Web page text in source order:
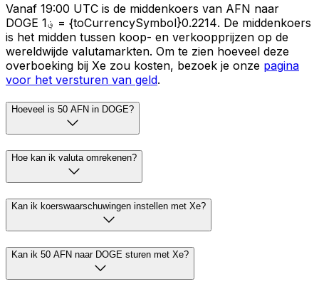
Vanaf 19:00 UTC is de middenkoers van AFN naar
DOGE ؋1 = {toCurrencySymbol}0.2214. De middenkoers
is het midden tussen koop- en verkoopprijzen op de
wereldwijde valutamarkten. Om te zien hoeveel deze
overboeking bij Xe zou kosten, bezoek je onze pagina
voor het versturen van geld.
Hoeveel is 50 AFN in DOGE?
Hoe kan ik valuta omrekenen?
Kan ik koerswaarschuwingen instellen met Xe?
Kan ik 50 AFN naar DOGE sturen met Xe?